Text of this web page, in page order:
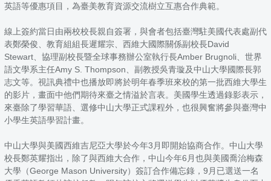
英語等優惠項目，為臺美教育資源交流樹立互惠合作典範。
線上簽約當日由兩校校長親自簽署，與會者包括臺灣駐美國代表處副代
表鄭榮俊、教育組組長遲耀宗、西維大國際關係副校長David
Stewart、協理副校長暨全球事務辦公室執行長Amber Brugnoli、世界
語文學系主任Amy S. Thompson、副教授吳青璇及中山大學國際長郭
志文等。視訊典禮中也播放即將於明年春季班來校的第一批西維大學生
的影片，畫面中他們期待來臺之情溢於言表。美國學生透過錄影表示，
來臺除了學習華語、選修中山大學正式課程外，也很興奮將參與臺灣中
小學生英語學習計畫。
中山大學與美國西維吉尼亞大學於今年3月即開始協商合作。中山大學
校長鄭英耀指出，除了與西維大合作，中山今年6月也與美國喬治梅森
大學（George Mason University）簽訂合作備忘錄，9月已選送一名